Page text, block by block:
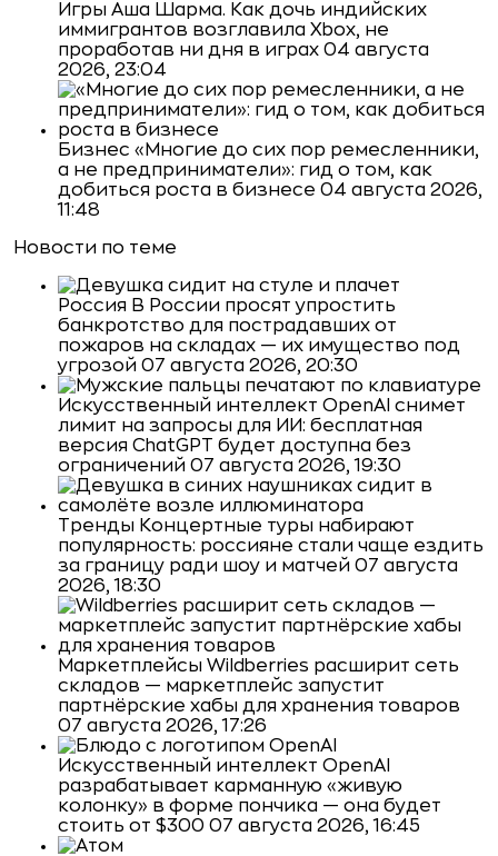
Игры Аша Шарма. Как дочь индийских
иммигрантов возглавила Xbox, не
проработав ни дня в играх 04 августа
2026, 23:04
Бизнес «Многие до сих пор ремесленники,
а не предприниматели»: гид о том, как
добиться роста в бизнесе 04 августа 2026,
11:48
Новости по теме
Россия В России просят упростить
банкротство для пострадавших от
пожаров на складах — их имущество под
угрозой 07 августа 2026, 20:30
Искусственный интеллект OpenAI снимет
лимит на запросы для ИИ: бесплатная
версия ChatGPT будет доступна без
ограничений 07 августа 2026, 19:30
Тренды Концертные туры набирают
популярность: россияне стали чаще ездить
за границу ради шоу и матчей 07 августа
2026, 18:30
Маркетплейсы Wildberries расширит сеть
складов — маркетплейс запустит
партнёрские хабы для хранения товаров
07 августа 2026, 17:26
Искусственный интеллект OpenAI
разрабатывает карманную «живую
колонку» в форме пончика — она будет
стоить от $300 07 августа 2026, 16:45